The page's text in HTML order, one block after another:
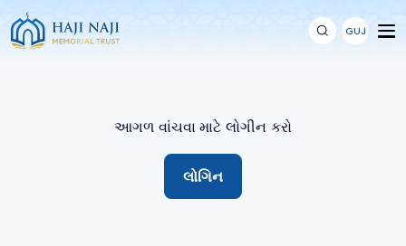
GUJ
આગળ વાંચવા માટે લોગીન કરો
લોગિન